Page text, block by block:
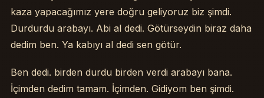
kaza yapacağımız yere doğru geliyoruz biz şimdi.
Durdurdu arabayı. Abi al dedi. Götürseydin biraz daha
dedim ben. Ya kabıyı al dedi sen götür.
Ben dedi. birden durdu birden verdi arabayı bana.
İçimden dedim tamam. İçimden. Gidiyom ben şimdi.